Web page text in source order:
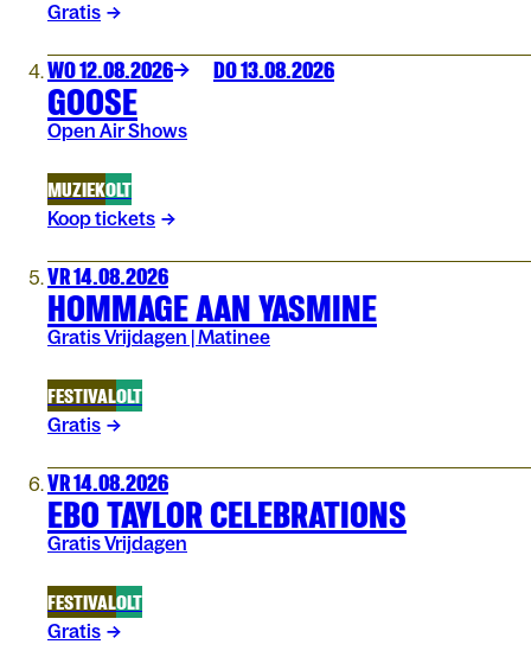
Gratis
WO 12.08.2026 DO 13.08.2026
GOOSE
Open Air Shows
MUZIEKOLT
Koop tickets
VR 14.08.2026
HOMMAGE AAN YASMINE
Gratis Vrijdagen | Matinee
FESTIVALOLT
Gratis
VR 14.08.2026
EBO TAYLOR CELEBRATIONS
Gratis Vrijdagen
FESTIVALOLT
Gratis